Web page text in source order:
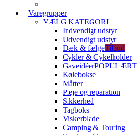
Varegrupper
VÆLG KATEGORI
Indvendigt udstyr
Udvendigt udstyr
Dæk & fælgeTilbud
Cykler & Cykelholder
GaveidéerPOPULÆRT
Kølebokse
Måtter
Pleje og reparation
Sikkerhed
Tagboks
Viskerblade
Camping & Touring